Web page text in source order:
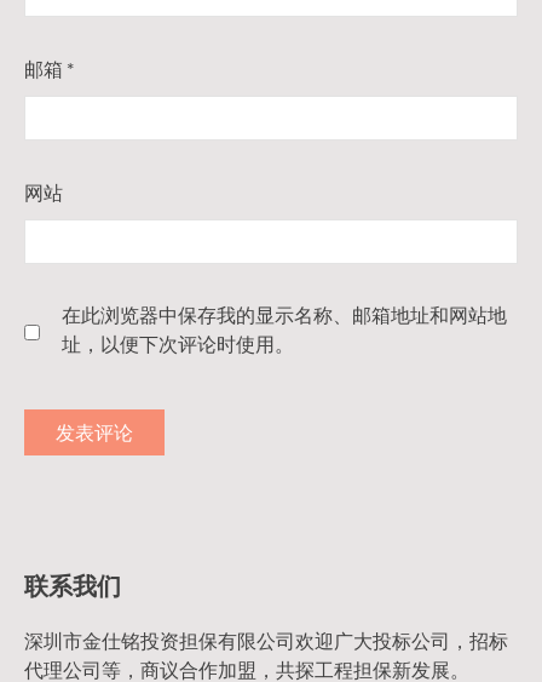
邮箱 *
网站
在此浏览器中保存我的显示名称、邮箱地址和网站地
址，以便下次评论时使用。
联系我们
深圳市金仕铭投资担保有限公司欢迎广大投标公司，招标
代理公司等，商议合作加盟，共探工程担保新发展。